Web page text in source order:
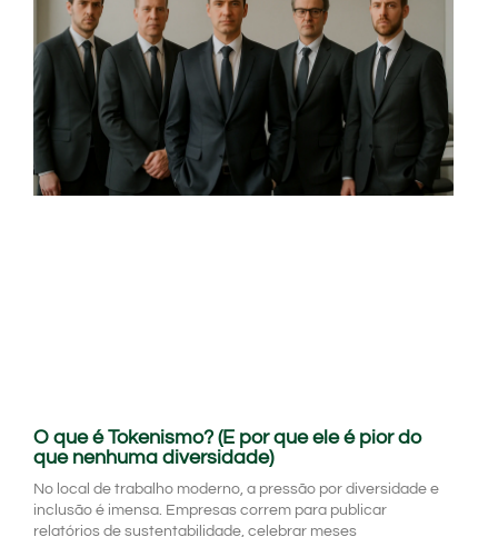
O que é Tokenismo? (E por que ele é pior do
que nenhuma diversidade)
No local de trabalho moderno, a pressão por diversidade e
inclusão é imensa. Empresas correm para publicar
relatórios de sustentabilidade, celebrar meses